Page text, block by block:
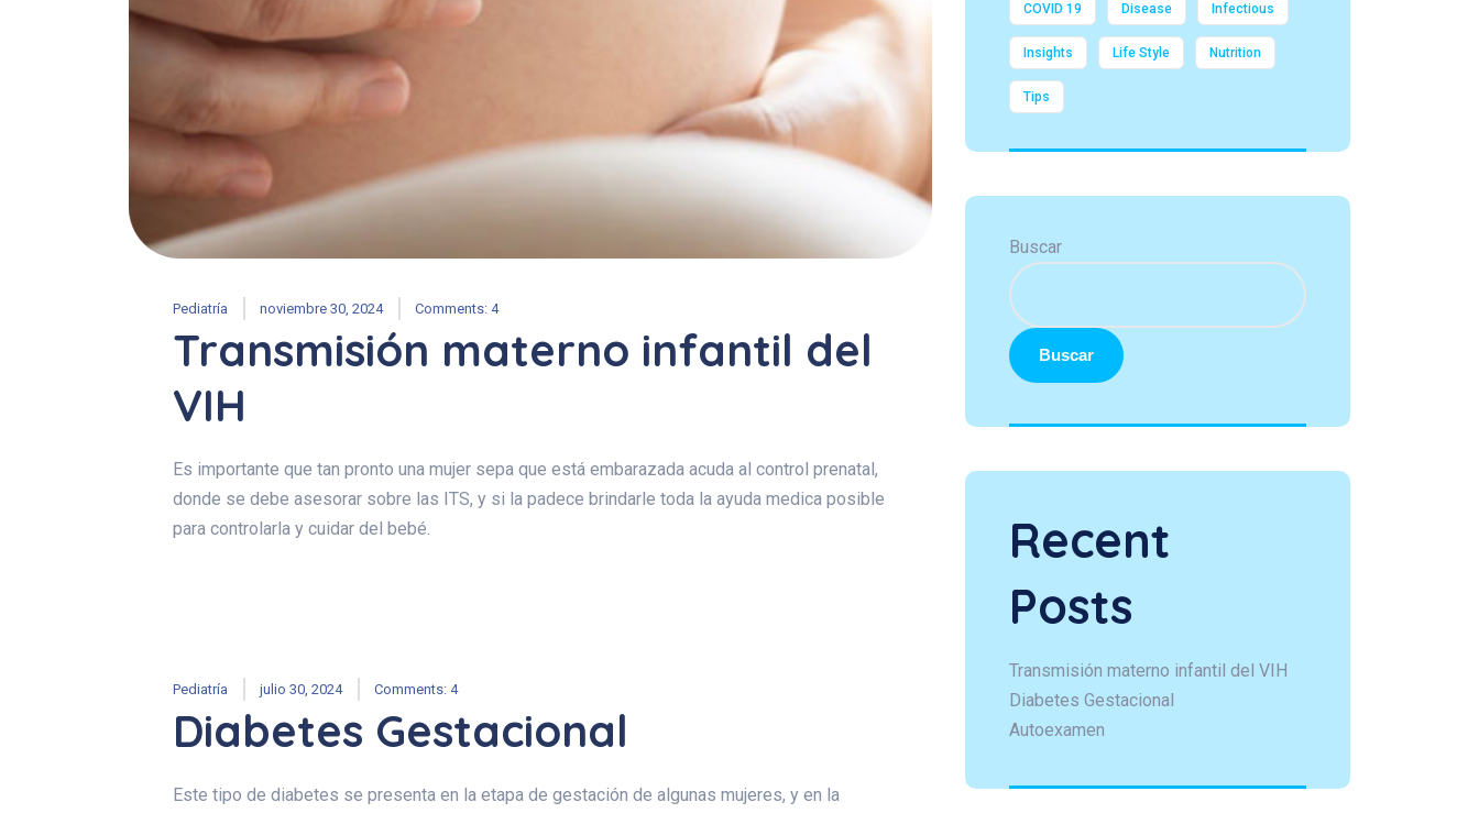
Pediatría noviembre 30, 2024 Comments: 4
Transmisión materno infantil del
VIH
Es importante que tan pronto una mujer sepa que está embarazada acuda al control prenatal,
donde se debe asesorar sobre las ITS, y si la padece brindarle toda la ayuda medica posible
para controlarla y cuidar del bebé.
Pediatría julio 30, 2024 Comments: 4
Diabetes Gestacional
Este tipo de diabetes se presenta en la etapa de gestación de algunas mujeres, y en la
COVID 19 Disease Infectious
Insights Life Style Nutrition
Tips
Buscar
Buscar
Recent
Posts
Transmisión materno infantil del VIH
Diabetes Gestacional
Autoexamen